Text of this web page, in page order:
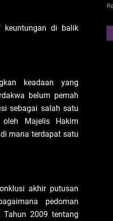
di balik
keadaan yang
belum pernah
sebagai salah satu
Majelis Hakim
mana terdapat satu
akhir putusan
pedoman
Tahun 2009 tentang